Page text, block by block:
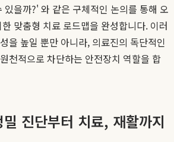
있을까?' 와 같은 구체적인 논의를 통해 오
맞춤형 치료 로드맵을 완성합니다. 이러
을 높일 뿐만 아니라, 의료진의 독단적인
천적으로 차단하는 안전장치 역할을 합
진단부터 치료, 재활까지